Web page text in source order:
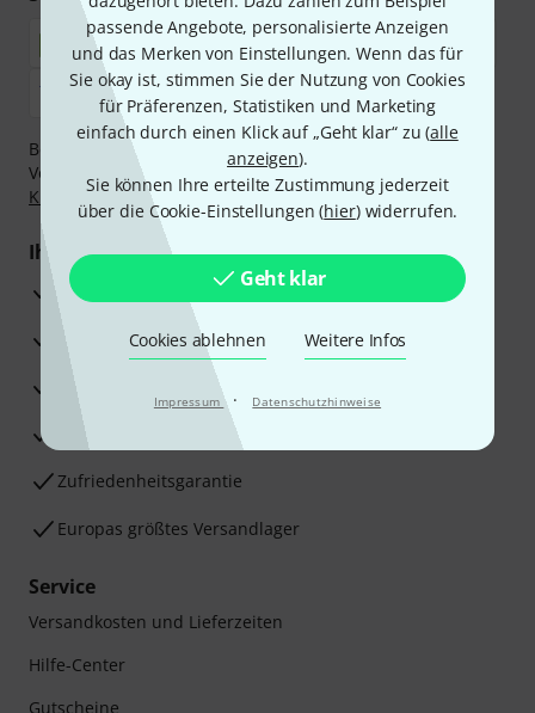
passende Angebote, personalisierte Anzeigen
und das Merken von Einstellungen. Wenn das für
Sie okay ist, stimmen Sie der Nutzung von Cookies
für Präferenzen, Statistiken und Marketing
einfach durch einen Klick auf „Geht klar“ zu (alle
anzeigen).
Sie können Ihre erteilte Zustimmung jederzeit
über die Cookie-Einstellungen (hier) widerrufen.
Geht klar
Cookies ablehnen Weitere Infos
Impressum · Datenschutzhinweise
Bezahlen Sie vertraulich und sicher per Nachnahme,
Vorkasse, PayPal, Amazon Pay,Klarna Sofort bezahlen
Klarna Ratenzahlungoder Kreditkarte.
Ihre Vorteile
3 Jahre Thomann Garantie
30 Tage Money-Back-Garantie
Beratung durch Fachexperten
Zufriedenheitsgarantie
Europas größtes Versandlager
Service
Versandkosten und Lieferzeiten
Hilfe-Center
Gutscheine